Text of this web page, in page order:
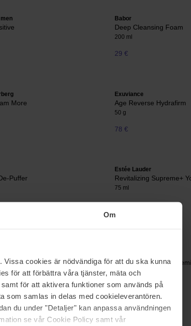
Om
Vissa cookies är nödvändiga för att du ska kunna
för att förbättra våra tjänster, mäta och
för att aktivera funktioner som används på
som samlas in delas med cookieleverantören.
du under "Detaljer" kan anpassa användningen
se vår Cookie Policy samt vår
Babor
Deep Cleansing Foam
200 ml
29 €
More
Exuviance
Age Reverse Hydrafirm
50 g
78 €
Puffer
Estée Lauder
Revitalizing Supreme+
75 ml
158 €
68 €
Niet op voorraad
Illuminating Supple
40 ml
30 €